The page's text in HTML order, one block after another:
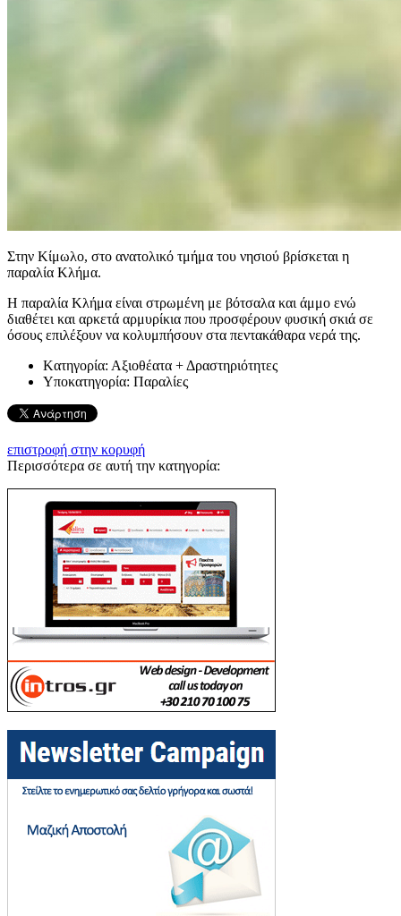
Στην Κίμωλο, στο ανατολικό τμήμα του νησιού βρίσκεται η
παραλία Κλήμα.
Η παραλία Κλήμα είναι στρωμένη με βότσαλα και άμμο ενώ
διαθέτει και αρκετά αρμυρίκια που προσφέρουν φυσική σκιά σε
όσους επιλέξουν να κολυμπήσουν στα πεντακάθαρα νερά της.
Kατηγορία: Αξιοθέατα + Δραστηριότητες
Υποκατηγορία: Παραλίες
επιστροφή στην κορυφή
Περισσότερα σε αυτή την κατηγορία: